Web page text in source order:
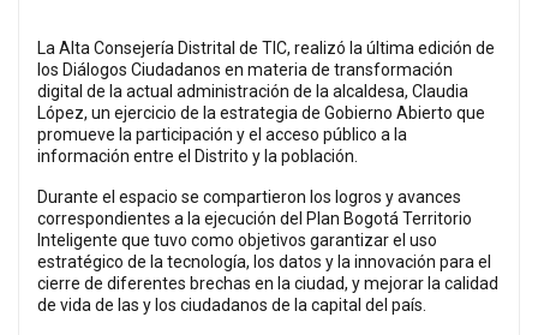
La Alta Consejería Distrital de TIC, realizó la última edición de
los Diálogos Ciudadanos en materia de transformación
digital de la actual administración de la alcaldesa, Claudia
López, un ejercicio de la estrategia de Gobierno Abierto que
promueve la participación y el acceso público a la
información entre el Distrito y la población.
Durante el espacio se compartieron los logros y avances
correspondientes a la ejecución del Plan Bogotá Territorio
Inteligente que tuvo como objetivos garantizar el uso
estratégico de la tecnología, los datos y la innovación para el
cierre de diferentes brechas en la ciudad, y mejorar la calidad
de vida de las y los ciudadanos de la capital del país.